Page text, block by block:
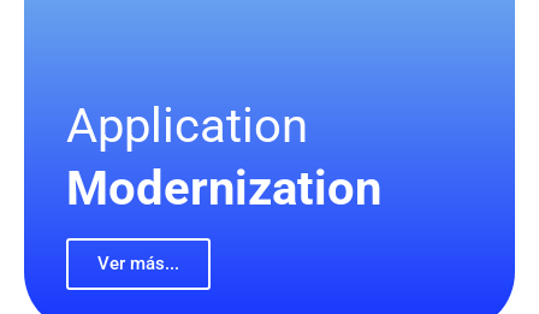
Application
Modernization
Ver más...